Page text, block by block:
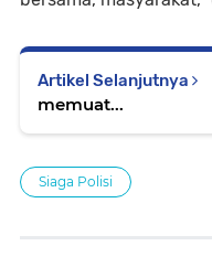
Artikel Selanjutnya
memuat...
Siaga Polisi